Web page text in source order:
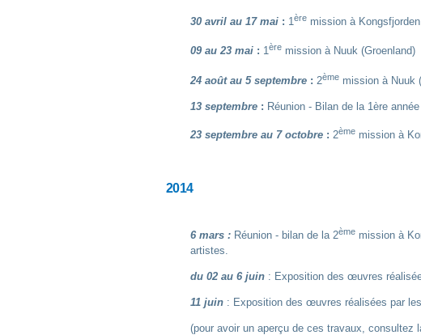
30 avril au 17 mai : 1ère mission à
09 au 23 mai : 1ère mission à Nuuk (Groenland)
24 août au 5 septembre : 2ème mission à Nuuk
13 septembre : Réunion - Bilan de la 1ère
23 septembre au 7 octobre :2ème mission à
2014
6 mars : Réunion - bilan de la 2ème mission à
artistes.
du 02 au 6 juin : Exposition des œuvres
11 juin : Exposition des œuvres réalisées par
(pour avoir un aperçu de ces travaux, consultez